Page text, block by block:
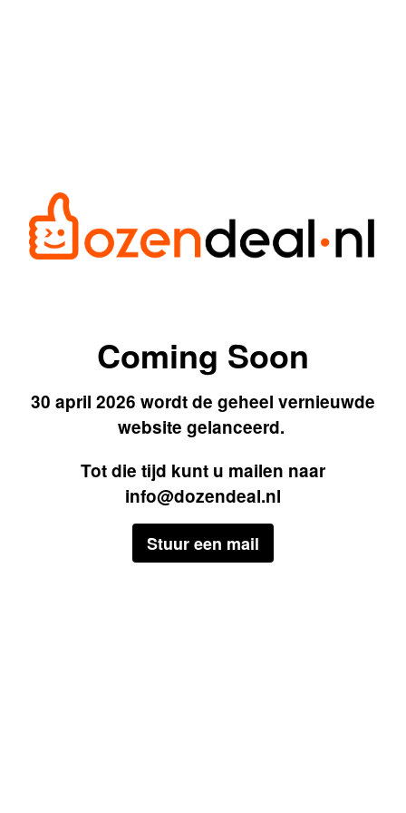
Coming Soon
30 april 2026 wordt de geheel vernieuwde
website gelanceerd.
Tot die tijd kunt u mailen naar
info@dozendeal.nl
Stuur een mail